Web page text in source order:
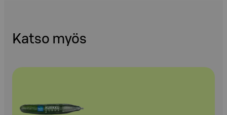
Katso myös